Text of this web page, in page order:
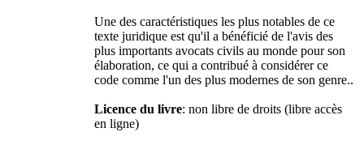
Une des caractéristiques les plus notables de ce
texte juridique est qu'il a bénéficié de l'avis des
plus importants avocats civils au monde pour son
élaboration, ce qui a contribué à considérer ce
code comme l'un des plus modernes de son genre..
Licence du livre: non libre de droits (libre accès
en ligne)